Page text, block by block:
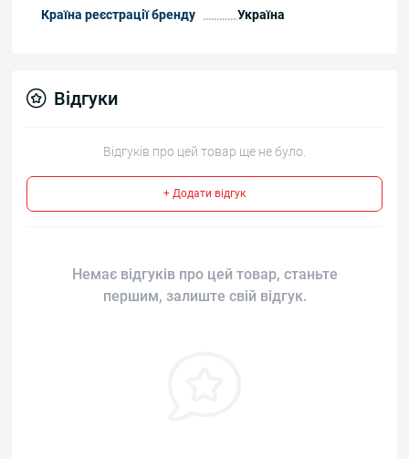
Країна реєстрації бренду Україна
Відгуки
Відгуків про цей товар ще не було.
+ Додати відгук
Немає відгуків про цей товар, станьте
першим, залиште свій відгук.